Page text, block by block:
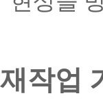
재작업